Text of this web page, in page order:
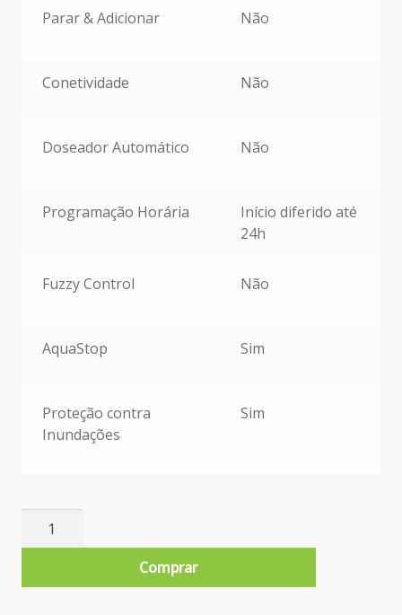
Parar & Adicionar Não
Conetividade Não
Doseador Automático Não
Programação Horária
Início diferido até
24h
Fuzzy Control Não
AquaStop Sim
Proteção contra
Inundações
Sim
Quantidade
de
Comprar